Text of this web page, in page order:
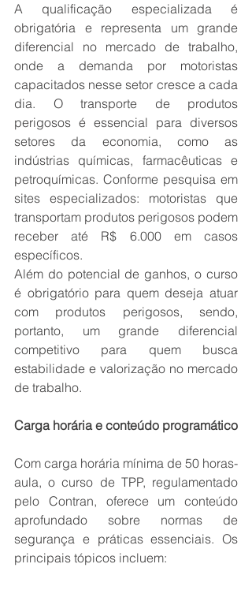
A qualificação especializada é
obrigatória e representa um grande
diferencial no mercado de trabalho,
onde a demanda por motoristas
capacitados nesse setor cresce a cada
dia. O transporte de produtos
perigosos é essencial para diversos
setores da economia, como as
indústrias químicas, farmacêuticas e
petroquímicas. Conforme pesquisa em
sites especializados: motoristas que
transportam produtos perigosos podem
receber até R$ 6.000 em casos
específicos.
Além do potencial de ganhos, o curso
é obrigatório para quem deseja atuar
com produtos perigosos, sendo,
portanto, um grande diferencial
competitivo para quem busca
estabilidade e valorização no mercado
de trabalho.
Carga horária e conteúdo programático
Com carga horária mínima de 50 horas-
aula, o curso de TPP, regulamentado
pelo Contran, oferece um conteúdo
aprofundado sobre normas de
segurança e práticas essenciais. Os
principais tópicos incluem: